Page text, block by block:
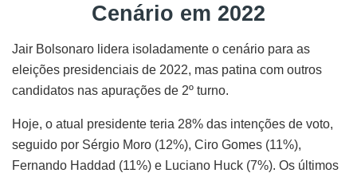
Cenário em 2022
Jair Bolsonaro lidera isoladamente o cenário para as
eleições presidenciais de 2022, mas patina com outros
candidatos nas apurações de 2º turno.
Hoje, o atual presidente teria 28% das intenções de voto,
seguido por Sérgio Moro (12%), Ciro Gomes (11%),
Fernando Haddad (11%) e Luciano Huck (7%). Os últimos